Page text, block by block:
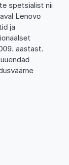
spetsialist nii
Lenovo
ja
aastast.